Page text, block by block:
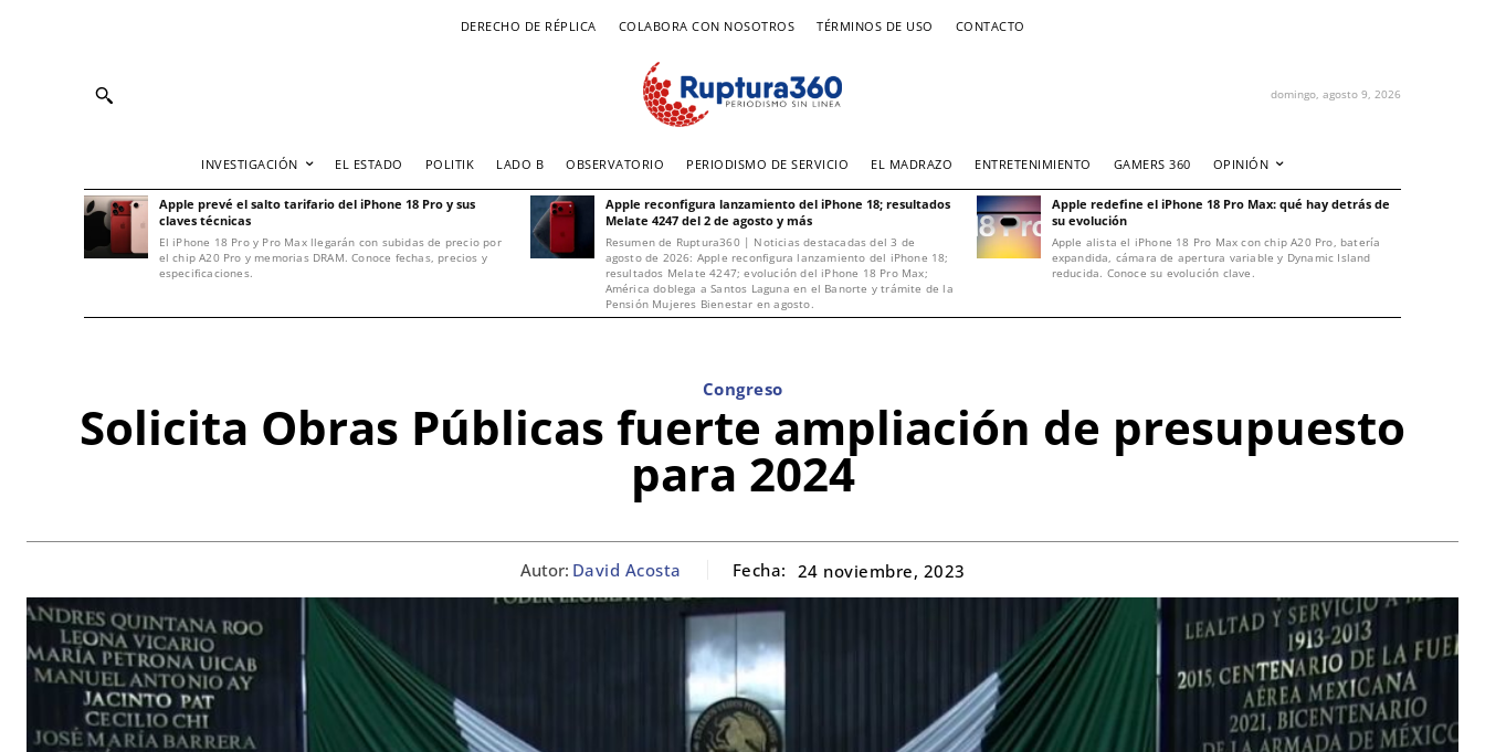
DERECHO DE RÉPLICA COLABORA CON NOSOTROS TÉRMINOS DE USO CONTACTO
domingo, agosto 9, 2026
INVESTIGACIÓN EL ESTADO POLITIK LADO B OBSERVATORIO PERIODISMO DE SERVICIO EL MADRAZO ENTRETENIMIENTO GAMERS 360 OPINIÓN
Apple prevé el salto tarifario del iPhone 18 Pro y sus
claves técnicas
El iPhone 18 Pro y Pro Max llegarán con subidas de precio por
el chip A20 Pro y memorias DRAM. Conoce fechas, precios y
especificaciones.
Apple reconfigura lanzamiento del iPhone 18; resultados
Melate 4247 del 2 de agosto y más
Resumen de Ruptura360 | Noticias destacadas del 3 de
agosto de 2026: Apple reconfigura lanzamiento del iPhone 18;
resultados Melate 4247; evolución del iPhone 18 Pro Max;
América doblega a Santos Laguna en el Banorte y trámite de la
Pensión Mujeres Bienestar en agosto.
Apple redefine el iPhone 18 Pro Max: qué hay detrás de
su evolución
Apple alista el iPhone 18 Pro Max con chip A20 Pro, batería
expandida, cámara de apertura variable y Dynamic Island
reducida. Conoce su evolución clave.
Congreso
Solicita Obras Públicas fuerte ampliación de presupuesto
para 2024
Autor: David Acosta Fecha: 24 noviembre, 2023